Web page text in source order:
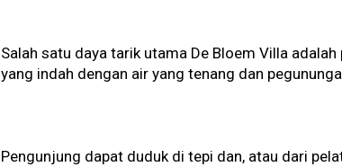
Salah satu daya tarik utama De Bloem Villa
yang indah dengan air yang tenang dan
Pengunjung dapat duduk di tepi dan, atau dari